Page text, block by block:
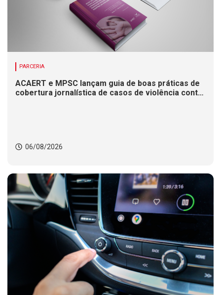
PARCERIA
ACAERT e MPSC lançam guia de boas práticas de
cobertura jornalística de casos de violência contra
06/08/2026